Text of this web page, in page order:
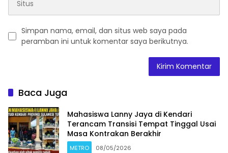
Simpan nama, email, dan situs web saya pada
peramban ini untuk komentar saya berikutnya.
Baca Juga
Mahasiswa Lanny Jaya di Kendari
Terancam Transisi Tempat Tinggal Usai
Masa Kontrakan Berakhir
METRO 08/05/2026